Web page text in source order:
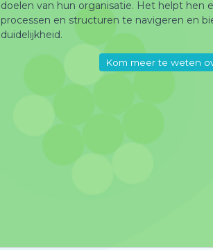
doelen van hun organisatie. Het helpt hen
processen en structuren te navigeren en
duidelijkheid.
Kom meer te weten